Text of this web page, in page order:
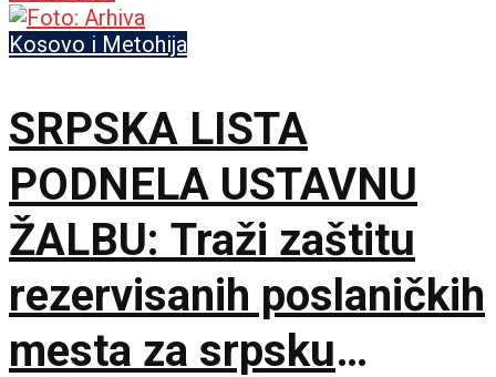
Kosovo i Metohija
SRPSKA LISTA
PODNELA USTAVNU
ŽALBU: Traži zaštitu
rezervisanih poslaničkih
mesta za srpsku